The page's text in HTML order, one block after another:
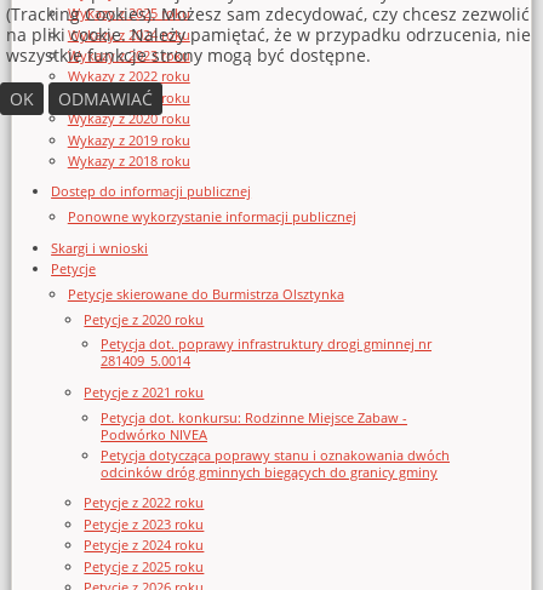
Wykazy z 2025 roku
Wykazy z 2024 roku
Wykazy z 2023 roku
Wykazy z 2022 roku
Wykazy z 2021 roku
Wykazy z 2020 roku
Wykazy z 2019 roku
Wykazy z 2018 roku
Dostęp do informacji publicznej
Ponowne wykorzystanie informacji publicznej
Skargi i wnioski
Petycje
Petycje skierowane do Burmistrza Olsztynka
Petycje z 2020 roku
Petycja dot. poprawy infrastruktury drogi gminnej nr
281409_5.0014
Petycje z 2021 roku
Petycja dot. konkursu: Rodzinne Miejsce Zabaw -
Podwórko NIVEA
Petycja dotycząca poprawy stanu i oznakowania dwóch
odcinków dróg gminnych biegących do granicy gminy
Petycje z 2022 roku
Petycje z 2023 roku
Petycje z 2024 roku
Petycje z 2025 roku
(Tracking Cookies). Możesz sam zdecydować, czy chcesz zezwolić
na pliki cookie. Należy pamiętać, że w przypadku odrzucenia, nie
wszystkie funkcje strony mogą być dostępne.
OK
ODMAWIAĆ